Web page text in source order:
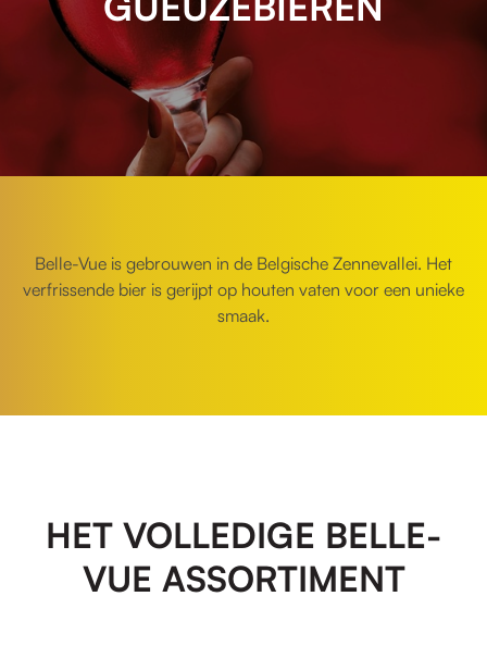
Belle-Vue is gebrouwen in de Belgische Zennevallei. Het
verfrissende bier is gerijpt op houten vaten voor een unieke
smaak.
HET VOLLEDIGE BELLE-
VUE ASSORTIMENT